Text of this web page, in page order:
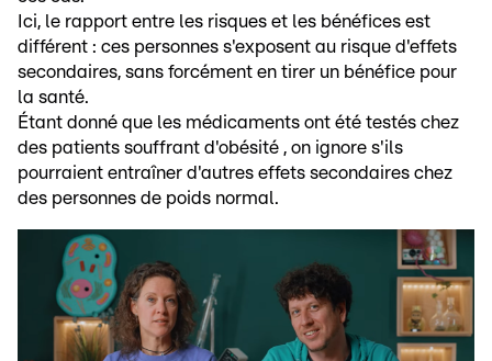
Ici, le rapport entre les risques et les bénéfices est
différent : ces personnes s'exposent au risque d'effets
secondaires, sans forcément en tirer un bénéfice pour
la santé.
Étant donné que les médicaments ont été testés chez
des patients souffrant d'obésité , on ignore s'ils
pourraient entraîner d'autres effets secondaires chez
des personnes de poids normal.